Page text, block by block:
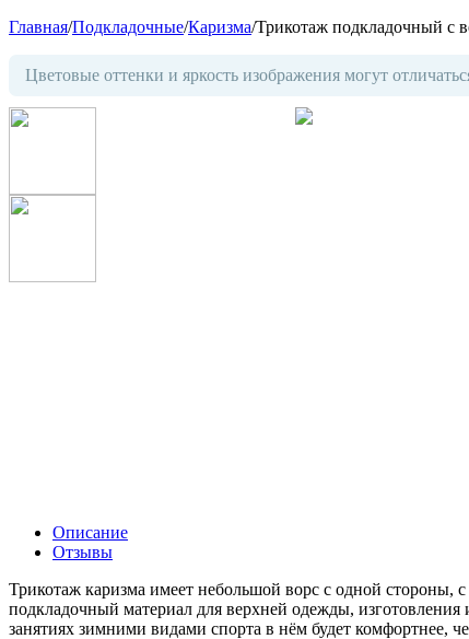
Главная/Подкладочные/Каризма/Трикотаж подкладочный с
Цветовые оттенки и яркость изображения могут
Описание
Отзывы
Трикотаж каризма имеет небольшой ворс с одной стороны,
подкладочный материал для верхней одежды, изготовления
занятиях зимними видами спорта в нём будет комфортнее,